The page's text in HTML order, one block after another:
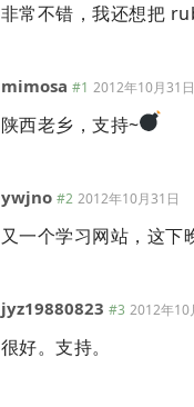
非常不错，我还想把
mimosa #1 2012年10月31日
陕西老乡，支持~
ywjno #2 2012年10月31日
又一个学习网站，这下
jyz19880823 #3 2012年10
很好。支持。